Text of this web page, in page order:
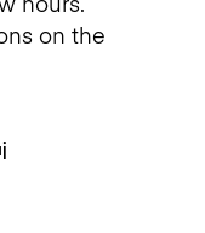
on the